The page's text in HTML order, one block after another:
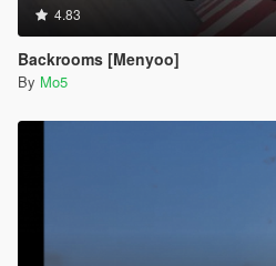
4.83
Backrooms [Menyoo]
By Mo5